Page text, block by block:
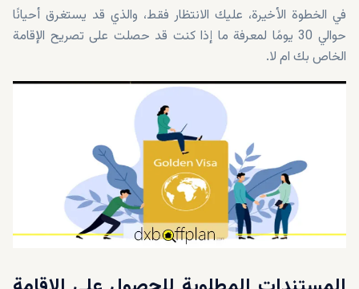
في الخطوة الأخيرة، عليك الانتظار فقط، والذي قد يستغرق أحيانًا
حوالي 30 يومًا لمعرفة ما إذا كنت قد حصلت على تصريح الإقامة
الخاص بك ام لا.